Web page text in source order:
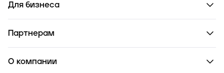
Для бизнеса
Партнерам
О компании